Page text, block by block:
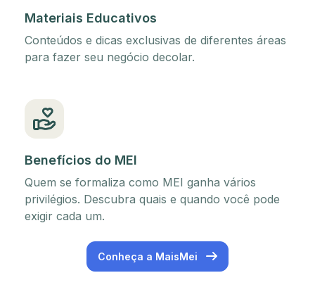
Materiais Educativos
Conteúdos e dicas exclusivas de diferentes áreas
para fazer seu negócio decolar.
Benefícios do MEI
Quem se formaliza como MEI ganha vários
privilégios. Descubra quais e quando você pode
exigir cada um.
Conheça a MaisMei